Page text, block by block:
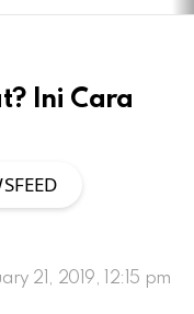
Ini Cara
21, 2019, 12:15 pm